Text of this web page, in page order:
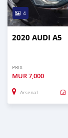
4
2020 AUDI A5
PRIX
MUR7,000
Arsenal